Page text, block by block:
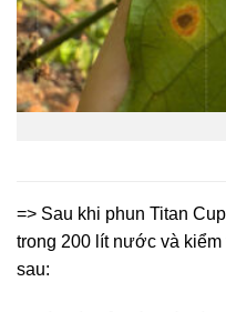
=> Sau khi phun Titan
trong 200 lít nước và
sau: